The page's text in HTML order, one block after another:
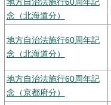
念（北海道分）
地方自治法施行60周年記
念（北海道分）
地方自治法施行60周年記
念（京都府分）